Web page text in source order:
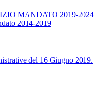
MANDATO 2019-2024
2014-2019
del 16 Giugno 2019.